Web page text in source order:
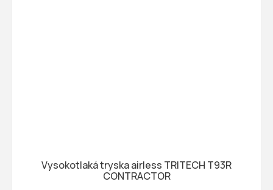
Vysokotlaká tryska airless TRITECH T93R
CONTRACTOR